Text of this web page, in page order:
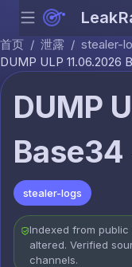
Menu
首页 / 泄露 / stealer-
DUMP ULP 11.06.2026
DUMP
stealer-logs
Indexed from
altered. Verified
channels.